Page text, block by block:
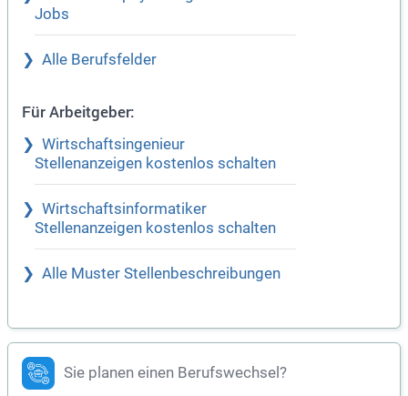
Jobs
Alle Berufsfelder
Für Arbeitgeber:
Wirtschaftsingenieur
Stellenanzeigen kostenlos schalten
Wirtschaftsinformatiker
Stellenanzeigen kostenlos schalten
Alle Muster Stellenbeschreibungen
Sie planen einen Berufswechsel?